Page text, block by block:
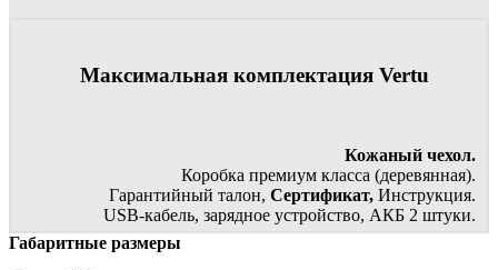
Максимальная комплектация Vertu
Кожаный чехол.
Коробка премиум класса (деревянная).
Гарантийный талон, Сертификат, Инструкция.
USB-кабель, зарядное устройство, АКБ 2 штуки.
Габаритные размеры